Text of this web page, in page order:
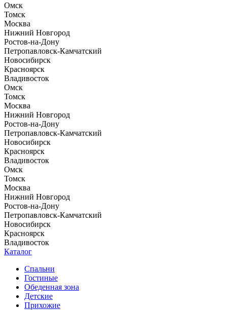
Омск
Томск
Москва
Нижний Новгород
Ростов-на-Дону
Петропавловск-Камчатский
Новосибирск
Красноярск
Владивосток
Омск
Томск
Москва
Нижний Новгород
Ростов-на-Дону
Петропавловск-Камчатский
Новосибирск
Красноярск
Владивосток
Омск
Томск
Москва
Нижний Новгород
Ростов-на-Дону
Петропавловск-Камчатский
Новосибирск
Красноярск
Владивосток
Каталог
Спальни
Гостиные
Обеденная зона
Детские
Прихожие